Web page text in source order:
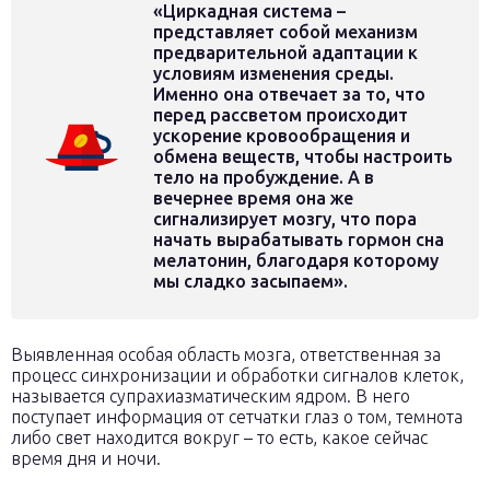
«Циркадная система –
представляет собой механизм
предварительной адаптации к
условиям изменения среды.
Именно она отвечает за то, что
перед рассветом происходит
ускорение кровообращения и
обмена веществ, чтобы настроить
тело на пробуждение. А в
вечернее время она же
сигнализирует мозгу, что пора
начать вырабатывать гормон сна
мелатонин, благодаря которому
мы сладко засыпаем».
Выявленная особая область мозга, ответственная за
процесс синхронизации и обработки сигналов клеток,
называется супрахиазматическим ядром. В него
поступает информация от сетчатки глаз о том, темнота
либо свет находится вокруг – то есть, какое сейчас
время дня и ночи.